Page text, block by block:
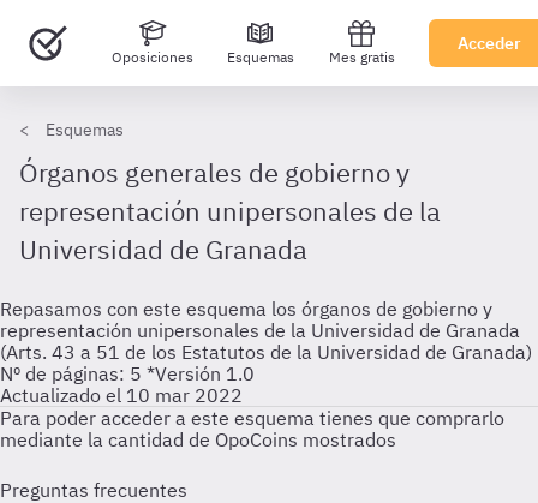
Oposiciones Esquemas Mes gratis
Acceder
Esquemas
Órganos generales de gobierno y
representación unipersonales de la
Universidad de Granada
Repasamos con este esquema los órganos de gobierno y
representación unipersonales de la Universidad de Granada
(Arts. 43 a 51 de los Estatutos de la Universidad de Granada)
Nº de páginas: 5 *Versión 1.0
Actualizado el 10 mar 2022
Para poder acceder a este esquema tienes que comprarlo
mediante la cantidad de OpoCoins mostrados
Preguntas frecuentes